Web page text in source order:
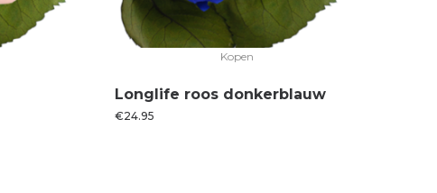
Kopen
Longlife roos donkerblauw
€24.95